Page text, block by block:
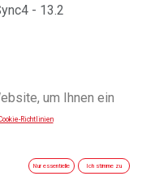
- 13.2
um Ihnen ein
Richtlinien
Nur essentielle Ich stimme zu